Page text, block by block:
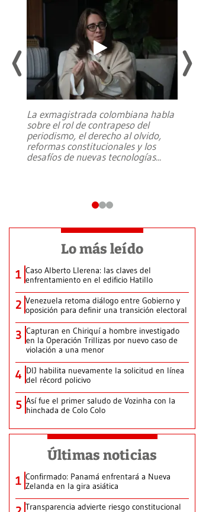
La exmagistrada colombiana habla
sobre el rol de contrapeso del
periodismo, el derecho al olvido,
reformas constitucionales y los
desafíos de nuevas tecnologías...
Lo más leído
1 Caso Alberto Llerena: las claves del
enfrentamiento en el edificio Hatillo
2 Venezuela retoma diálogo entre Gobierno y
oposición para definir una transición electoral
3 Capturan en Chiriquí a hombre investigado
en la Operación Trillizas por nuevo caso de
violación a una menor
4 DIJ habilita nuevamente la solicitud en línea
del récord policivo
5 Así fue el primer saludo de Vozinha con la
hinchada de Colo Colo
Últimas noticias
1 Confirmado: Panamá enfrentará a Nueva
Zelanda en la gira asiática
Transparencia advierte riesgo constitucional